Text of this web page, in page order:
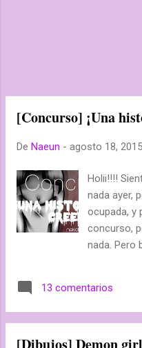
dibujos
es en
puedes co...
[Concurso] ¡Una
De Naeun - agosto 18, 2015
Holii!!!!
nada ayer,
ocupada, y
concurso,
nada. Pero
septiembre
simple,
la imagen
13 comentarios